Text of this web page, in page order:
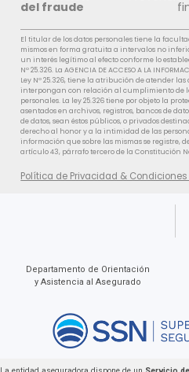
del fraude
El titular de los datos personales tiene la
mismos en forma gratuita a intervalos no
un interés legítimo al efecto conforme lo
Nº 25.326. La AGENCIA DE ACCESO A LA
Ley Nº 25.326, tiene la atribución de atender
interpongan con relación al cumplimiento de
personales. La ley 25.326 tiene por objeto la
asentados en archivos, registros, bancos de
de datos, sean éstos públicos, o privados
derecho al honor y a la intimidad de las
información que sobre las mismas se registre,
artículo 43, párrafo tercero de la Constitución
Política de Privacidad &
Departamento de Orientación
y Asistencia al Asegurado